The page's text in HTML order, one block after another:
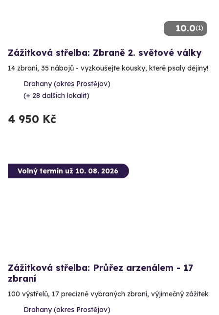
10.0(1)
Zážitková střelba: Zbraně 2. světové války
14 zbraní, 35 nábojů - vyzkoušejte kousky, které psaly dějiny!
Drahany (okres Prostějov)
(+ 28 dalších lokalit)
4 950 Kč
Volný termín už 10. 08. 2026
Zážitková střelba: Průřez arzenálem - 17
zbraní
100 výstřelů, 17 precizně vybraných zbraní, výjimečný zážitek
Drahany (okres Prostějov)